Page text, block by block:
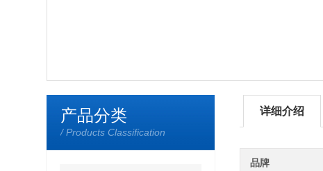
产品分类
/ Products Classification
详细介绍
品牌